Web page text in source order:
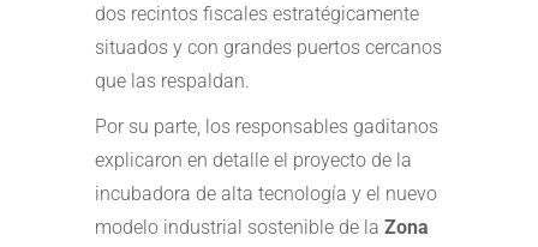
dos recintos fiscales estratégicamente
situados y con grandes puertos cercanos
que las respaldan.
Por su parte, los responsables gaditanos
explicaron en detalle el proyecto de la
incubadora de alta tecnología y el nuevo
modelo industrial sostenible de la Zona